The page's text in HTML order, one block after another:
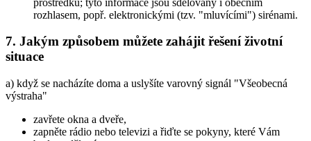
rozhlasem, popř. elektronickými (tzv. "mluvícími") sirénami.
7. Jakým způsobem můžete zahájit řešení životní
situace
a) když se nacházíte doma a uslyšíte varovný signál "Všeobecná
výstraha"
zavřete okna a dveře,
zapněte rádio nebo televizi a řiďte se pokyny, které Vám